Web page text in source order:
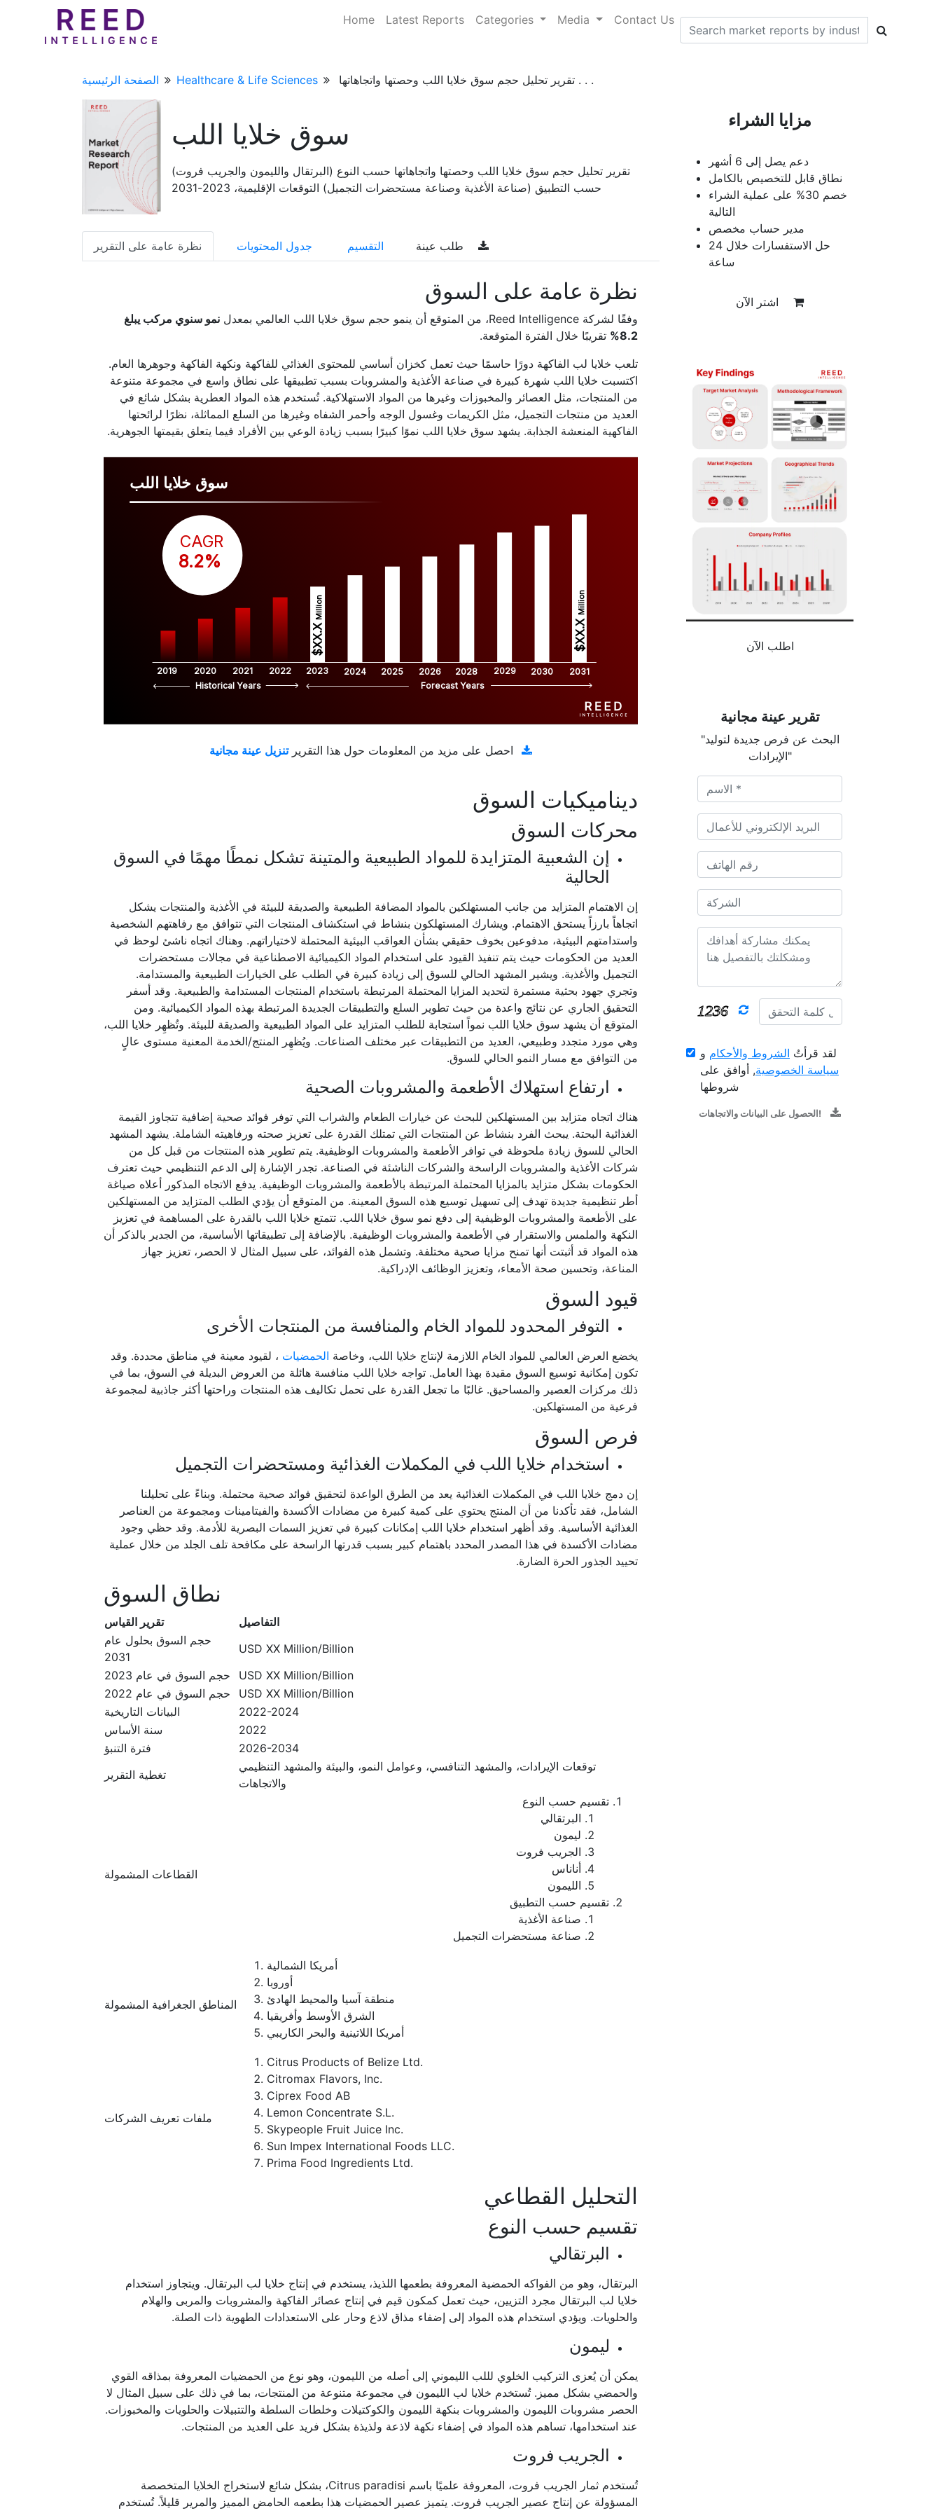
Home Latest Reports Categories Media Contact Us
الصفحة الرئيسية Healthcare & Life Sciences تقرير تحليل حجم سوق خلايا اللب وحصتها واتجاهاتها . . .
سوق خلايا اللب
تقرير تحليل حجم سوق خلايا اللب وحصتها واتجاهاتها حسب النوع (البرتقال والليمون والجريب فروت)
حسب التطبيق (صناعة الأغذية وصناعة مستحضرات التجميل) التوقعات الإقليمية، 2023-2031
نظرة عامة على التقرير جدول المحتويات التقسيم
نظرة عامة على السوق
وفقًا لشركة Reed Intelligence، من المتوقع أن ينمو حجم سوق خلايا اللب العالمي بمعدل
نمو سنوي مركب يبلغ
8.2%
تقريبًا خلال الفترة المتوقعة.
تلعب خلايا لب الفاكهة دورًا حاسمًا حيث تعمل كخزان أساسي للمحتوى الغذائي للفاكهة ونكهة الفاكهة وجوهرها العام.
اكتسبت خلايا اللب شهرة كبيرة في صناعة الأغذية والمشروبات بسبب تطبيقها على نطاق واسع في مجموعة متنوعة
من المنتجات، مثل العصائر والمخبوزات وغيرها من المواد الاستهلاكية. تُستخدم هذه المواد العطرية بشكل شائع في
العديد من منتجات التجميل، مثل الكريمات وغسول الوجه وأحمر الشفاه وغيرها من السلع المماثلة، نظرًا لرائحتها
الفاكهية المنعشة الجذابة. يشهد سوق خلايا اللب نموًا كبيرًا بسبب زيادة الوعي بين الأفراد فيما يتعلق بقيمتها الجوهرية.
سوق خلايا اللب
2019 2020 2021 2022 2023 2024 2025 2026 2028 2029 2030 2031
$XX.X
Million
$XX.X
Million
CAGR
8.2%
Historical Years Forecast Years
احصل على مزيد من المعلومات حول هذا التقرير
ديناميكيات السوق
محركات السوق
إن الشعبية المتزايدة للمواد الطبيعية والمتينة تشكل نمطًا مهمًا في السوق
الحالية
إن الاهتمام المتزايد من جانب المستهلكين بالمواد المضافة الطبيعية والصديقة للبيئة في الأغذية والمنتجات يشكل
اتجاهاً بارزاً يستحق الاهتمام. ويشارك المستهلكون بنشاط في استكشاف المنتجات التي تتوافق مع رفاهتهم الشخصية
واستدامتهم البيئية، مدفوعين بخوف حقيقي بشأن العواقب البيئية المحتملة لاختياراتهم. وهناك اتجاه ناشئ لوحظ في
العديد من الحكومات حيث يتم تنفيذ القيود على استخدام المواد الكيميائية الاصطناعية في مجالات مستحضرات
التجميل والأغذية. ويشير المشهد الحالي للسوق إلى زيادة كبيرة في الطلب على الخيارات الطبيعية والمستدامة.
وتجري جهود بحثية مستمرة لتحديد المزايا المحتملة المرتبطة باستخدام المنتجات المستدامة والطبيعية. وقد أسفر
التحقيق الجاري عن نتائج واعدة من حيث تطوير السلع والتطبيقات الجديدة المرتبطة بهذه المواد الكيميائية. ومن
المتوقع أن يشهد سوق خلايا اللب نمواً استجابة للطلب المتزايد على المواد الطبيعية والصديقة للبيئة. وتُظهِر خلايا اللب،
وهي مورد متجدد وطبيعي، العديد من التطبيقات عبر مختلف الصناعات. ويُظهِر المنتج/الخدمة المعنية مستوى عالٍ
من التوافق مع مسار النمو الحالي للسوق.
ارتفاع استهلاك الأطعمة والمشروبات الصحية
هناك اتجاه متزايد بين المستهلكين للبحث عن خيارات الطعام والشراب التي توفر فوائد صحية إضافية تتجاوز القيمة
الغذائية البحتة. يبحث الفرد بنشاط عن المنتجات التي تمتلك القدرة على تعزيز صحته ورفاهيته الشاملة. يشهد المشهد
الحالي للسوق زيادة ملحوظة في توافر الأطعمة والمشروبات الوظيفية. يتم تطوير هذه المنتجات من قبل كل من
شركات الأغذية والمشروبات الراسخة والشركات الناشئة في الصناعة. تجدر الإشارة إلى الدعم التنظيمي حيث تعترف
الحكومات بشكل متزايد بالمزايا المحتملة المرتبطة بالأطعمة والمشروبات الوظيفية. يدفع الاتجاه المذكور أعلاه صياغة
أطر تنظيمية جديدة تهدف إلى تسهيل توسيع هذه السوق المعينة. من المتوقع أن يؤدي الطلب المتزايد من المستهلكين
على الأطعمة والمشروبات الوظيفية إلى دفع نمو سوق خلايا اللب. تتمتع خلايا اللب بالقدرة على المساهمة في تعزيز
النكهة والملمس والاستقرار في الأطعمة والمشروبات الوظيفية. بالإضافة إلى تطبيقاتها الأساسية، من الجدير بالذكر أن
هذه المواد قد أثبتت أنها تمنح مزايا صحية مختلفة. وتشمل هذه الفوائد، على سبيل المثال لا الحصر، تعزيز جهاز
المناعة، وتحسين صحة الأمعاء، وتعزيز الوظائف الإدراكية.
قيود السوق
التوفر المحدود للمواد الخام والمنافسة من المنتجات الأخرى
يخضع العرض العالمي للمواد الخام اللازمة لإنتاج خلايا اللب، وخاصة الحمضيات ، لقيود معينة في مناطق محددة. وقد
تكون إمكانية توسيع السوق مقيدة بهذا العامل. تواجه خلايا اللب منافسة هائلة من العروض البديلة في السوق، بما في
ذلك مركزات العصير والمساحيق. غالبًا ما تجعل القدرة على تحمل تكاليف هذه المنتجات وراحتها أكثر جاذبية لمجموعة
فرعية من المستهلكين.
فرص السوق
استخدام خلايا اللب في المكملات الغذائية ومستحضرات التجميل
إن دمج خلايا اللب في المكملات الغذائية يعد من الطرق الواعدة لتحقيق فوائد صحية محتملة. وبناءً على تحليلنا
الشامل، فقد تأكدنا من أن المنتج يحتوي على كمية كبيرة من مضادات الأكسدة والفيتامينات ومجموعة من العناصر
الغذائية الأساسية. وقد أظهر استخدام خلايا اللب إمكانات كبيرة في تعزيز السمات البصرية للأدمة. وقد حظي وجود
مضادات الأكسدة في هذا المصدر المحدد باهتمام كبير بسبب قدرتها الراسخة على مكافحة تلف الجلد من خلال عملية
تحييد الجذور الحرة الضارة.
نطاق السوق
تقرير القياس
التفاصيل
حجم السوق بحلول عام
2031
USD XX Million/Billion
حجم السوق في عام 2023
USD XX Million/Billion
حجم السوق في عام 2022
USD XX Million/Billion
البيانات التاريخية
2022-2024
سنة الأساس
2022
فترة التنبؤ
2026-2034
تغطية التقرير
توقعات الإيرادات، والمشهد التنافسي، وعوامل النمو، والبيئة والمشهد التنظيمي
والاتجاهات
القطاعات المشمولة
تقسيم حسب النوع
البرتقالي
ليمون
الجريب فروت
أناناس
الليمون
تقسيم حسب التطبيق
صناعة الأغذية
صناعة مستحضرات التجميل
المناطق الجغرافية المشمولة
أمريكا الشمالية
أوروبا
منطقة آسيا والمحيط الهادئ
الشرق الأوسط وأفريقيا
أمريكا اللاتينية والبحر الكاريبي
ملفات تعريف الشركات
Citrus Products of Belize Ltd.
Citromax Flavors, Inc.
Ciprex Food AB
Lemon Concentrate S.L.
Skypeople Fruit Juice Inc.
Sun Impex International Foods LLC.
Prima Food Ingredients Ltd.
التحليل القطاعي
تقسيم حسب النوع
البرتقالي
البرتقال، وهو من الفواكه الحمضية المعروفة بطعمها اللذيذ، يستخدم في إنتاج خلايا لب البرتقال. ويتجاوز استخدام
خلايا لب البرتقال مجرد التزيين، حيث تعمل كمكون قيم في إنتاج عصائر الفاكهة والمشروبات والمربى والهلام
والحلويات. ويؤدي استخدام هذه المواد إلى إضفاء مذاق لاذع وحار على الاستعدادات الطهوية ذات الصلة.
ليمون
يمكن أن يُعزى التركيب الخلوي لللب الليموني إلى أصله من الليمون، وهو نوع من الحمضيات المعروفة بمذاقه القوي
والحمضي بشكل مميز. تُستخدم خلايا لب الليمون في مجموعة متنوعة من المنتجات، بما في ذلك على سبيل المثال لا
الحصر مشروبات الليمون والمشروبات بنكهة الليمون والكوكتيلات وخلطات السلطة والتتبيلات والحلويات والمخبوزات.
عند استخدامها، تساهم هذه المواد في إضفاء نكهة لاذعة ولذيذة بشكل فريد على العديد من المنتجات.
الجريب فروت
تُستخدم ثمار الجريب فروت، المعروفة علميًا باسم Citrus paradisi، بشكل شائع لاستخراج الخلايا المتخصصة
المسؤولة عن إنتاج عصير الجريب فروت. يتميز عصير الحمضيات هذا بطعمه الحامض المميز والمرير قليلاً. تُستخدم
مزايا الشراء
دعم يصل إلى 6 أشهر
نطاق قابل للتخصيص بالكامل
خصم 30% على عملية الشراء
التالية
مدير حساب مخصص
حل الاستفسارات خلال 24
ساعة
اطلب الآن
تقرير عينة مجانية
"البحث عن فرص جديدة لتوليد
الإيرادات"
لقد قرأتُ الشروط والأحكام و
سياسة الخصوصية, أوافق على
شروطها
الحصول على البيانات والاتجاهات!